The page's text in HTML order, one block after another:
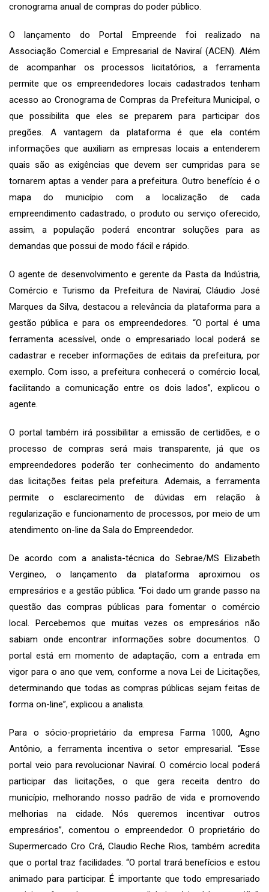
cronograma anual de compras do poder público.
O lançamento do Portal Empreende foi realizado na
Associação Comercial e Empresarial de Naviraí (ACEN). Além
de acompanhar os processos licitatórios, a ferramenta
permite que os empreendedores locais cadastrados tenham
acesso ao Cronograma de Compras da Prefeitura Municipal, o
que possibilita que eles se preparem para participar dos
pregões. A vantagem da plataforma é que ela contém
informações que auxiliam as empresas locais a entenderem
quais são as exigências que devem ser cumpridas para se
tornarem aptas a vender para a prefeitura. Outro benefício é o
mapa do município com a localização de cada
empreendimento cadastrado, o produto ou serviço oferecido,
assim, a população poderá encontrar soluções para as
demandas que possui de modo fácil e rápido.
O agente de desenvolvimento e gerente da Pasta da Indústria,
Comércio e Turismo da Prefeitura de Naviraí, Cláudio José
Marques da Silva, destacou a relevância da plataforma para a
gestão pública e para os empreendedores. “O portal é uma
ferramenta acessível, onde o empresariado local poderá se
cadastrar e receber informações de editais da prefeitura, por
exemplo. Com isso, a prefeitura conhecerá o comércio local,
facilitando a comunicação entre os dois lados”, explicou o
agente.
O portal também irá possibilitar a emissão de certidões, e o
processo de compras será mais transparente, já que os
empreendedores poderão ter conhecimento do andamento
das licitações feitas pela prefeitura. Ademais, a ferramenta
permite o esclarecimento de dúvidas em relação à
regularização e funcionamento de processos, por meio de um
atendimento on-line da Sala do Empreendedor.
De acordo com a analista-técnica do Sebrae/MS Elizabeth
Vergineo, o lançamento da plataforma aproximou os
empresários e a gestão pública. “Foi dado um grande passo na
questão das compras públicas para fomentar o comércio
local. Percebemos que muitas vezes os empresários não
sabiam onde encontrar informações sobre documentos. O
portal está em momento de adaptação, com a entrada em
vigor para o ano que vem, conforme a nova Lei de Licitações,
determinando que todas as compras públicas sejam feitas de
forma on-line”, explicou a analista.
Para o sócio-proprietário da empresa Farma 1000, Agno
Antônio, a ferramenta incentiva o setor empresarial. “Esse
portal veio para revolucionar Naviraí. O comércio local poderá
participar das licitações, o que gera receita dentro do
município, melhorando nosso padrão de vida e promovendo
melhorias na cidade. Nós queremos incentivar outros
empresários”, comentou o empreendedor. O proprietário do
Supermercado Cro Crá, Claudio Reche Rios, também acredita
que o portal traz facilidades. “O portal trará benefícios e estou
animado para participar. É importante que todo empresariado